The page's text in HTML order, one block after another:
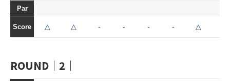
Par
Score △ △ - - - - △
ROUND｜2｜